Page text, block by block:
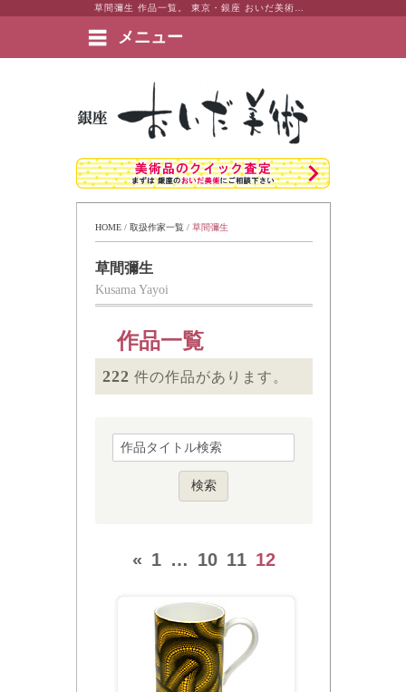
メニュー
絵画など美術品の販売と買取 | 東京・銀座 おいだ美術
HOME / 取扱作家一覧 / 草間彌生
草間彌生
Kusama Yayoi
作品一覧
222 件の作品があります。
« 1 … 10 11 12